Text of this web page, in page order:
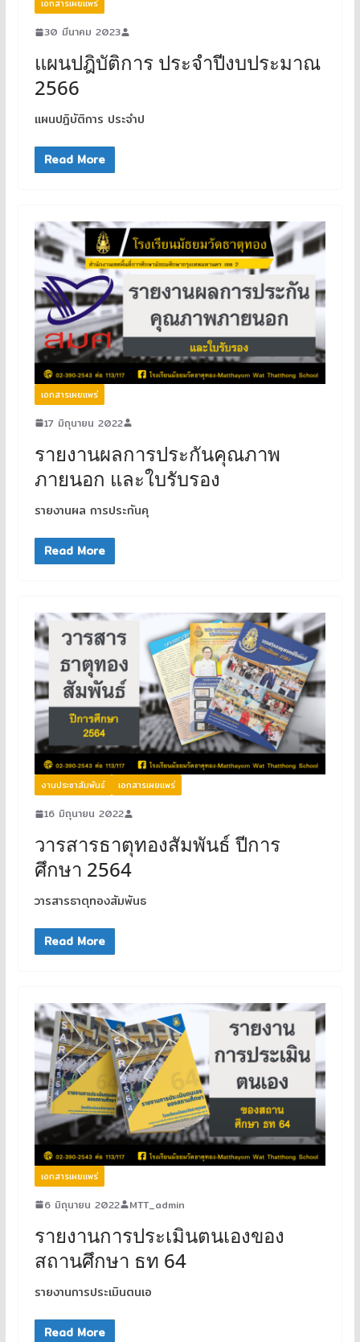
เอกสารเผยแพร่
30 มีนาคม 2023
แผนปฎิบัติการ ประจำปีงบประมาณ
2566
แผนปฎิบัติการ ประจำป
Read More
เอกสารเผยแพร่
17 มิถุนายน 2022
รายงานผลการประกันคุณภาพ
ภายนอก และใบรับรอง
รายงานผล การประกันคุ
Read More
งานประชาสัมพันธ์ เอกสารเผยแพร่
16 มิถุนายน 2022
วารสารธาตุทองสัมพันธ์ ปีการ
ศึกษา 2564
วารสารธาตุทองสัมพันธ
Read More
เอกสารเผยแพร่
6 มิถุนายน 2022 MTT_admin
รายงานการประเมินตนเองของ
สถานศึกษา ธท 64
รายงานการประเมินตนเอ
Read More